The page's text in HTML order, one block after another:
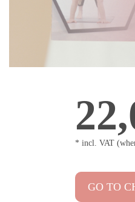
* incl. VAT
GO TO